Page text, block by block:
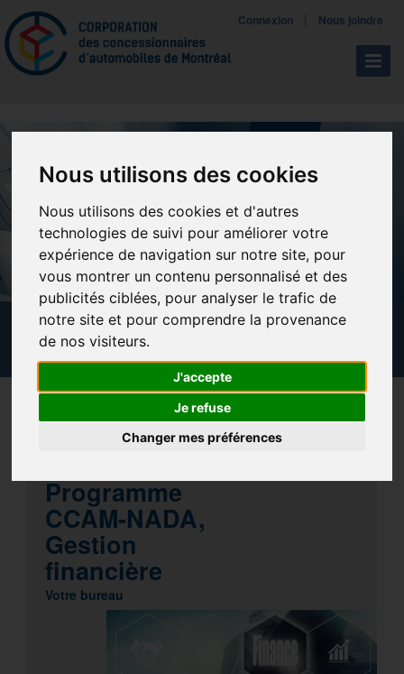
Nous utilisons des cookies
Nous utilisons des cookies et d'autres
technologies de suivi pour améliorer votre
expérience de navigation sur notre site, pour
vous montrer un contenu personnalisé et des
publicités ciblées, pour analyser le trafic de
notre site et pour comprendre la provenance
de nos visiteurs.
J'accepte
Je refuse
Changer mes préférences
Mettreà jour vos préférences de témoins
Connexion Nous joindre
CALENDRIER DES FORMATIONS
CLASSE VIRTUELLE NADA
Programme
CCAM-NADA,
Gestion
financière
Votre bureau